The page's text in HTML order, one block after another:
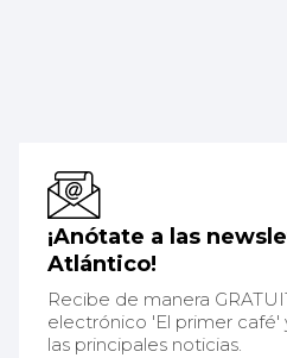
¡Anótate a las
Atlántico!
Recibe de manera
electrónico 'El primer
las principales noticias.